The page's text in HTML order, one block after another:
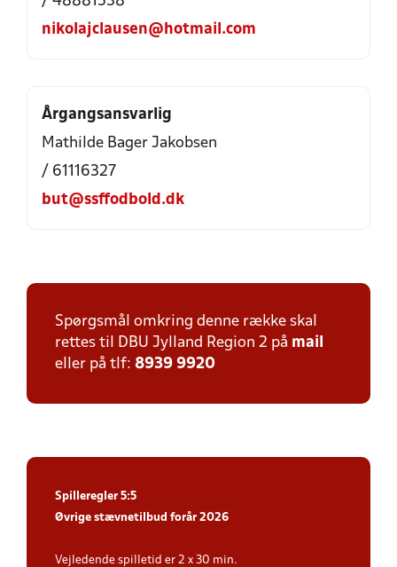
nikolajclausen@hotmail.com
Årgangsansvarlig
Mathilde Bager Jakobsen
/ 61116327
but@ssffodbold.dk
Spørgsmål omkring denne række skal
rettes til DBU Jylland Region 2 på mail
eller på tlf: 8939 9920
Spilleregler 5:5
Øvrige stævnetilbud forår 2026
Vejledende spilletid er 2 x 30 min.